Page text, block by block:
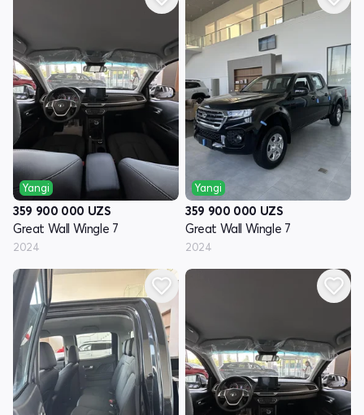
Yangi
359 900 000 UZS
Great Wall Wingle 7
2024
Yangi
359 900 000 UZS
Great Wall Wingle 7
2024